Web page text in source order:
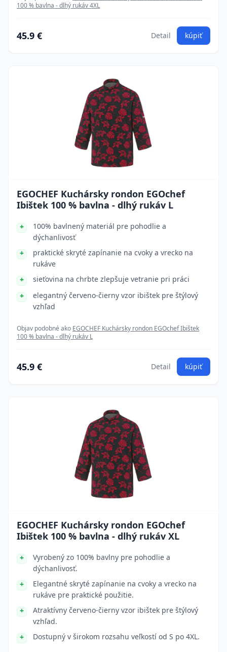
100 % bavlna - dlhý rukáv 4XL
45.9 € Detail kúpiť
EGOCHEF Kuchársky rondon EGOchef
Ibištek 100 % bavlna - dlhý rukáv L
100% bavlnený materiál pre pohodlie a
dýchanlivosť
praktické skryté zapínanie na cvoky a vrecko na
rukáve
sieťovina na chrbte zlepšuje vetranie pri práci
elegantný červeno-čierny vzor ibištek pre štýlový
vzhľad
Objav podobné ako EGOCHEF Kuchársky rondon EGOchef Ibištek
100 % bavlna - dlhý rukáv L
45.9 € Detail kúpiť
EGOCHEF Kuchársky rondon EGOchef
Ibištek 100 % bavlna - dlhý rukáv XL
Vyrobený zo 100% bavlny pre pohodlie a
dýchanlivosť.
Elegantné skryté zapínanie na cvoky a vrecko na
rukáve pre praktické použitie.
Atraktívny červeno-čierny vzor ibištek pre štýlový
vzhľad.
Dostupný v širokom rozsahu veľkostí od S po 4XL.